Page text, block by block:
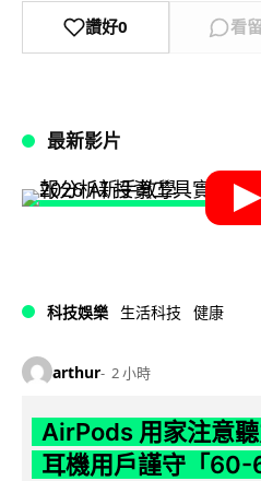
讚好0 看
最新影片
科技娛樂 生活科技 健康
arthur 2 小時
AirPods 用家注意
耳機用戶謹守「60-